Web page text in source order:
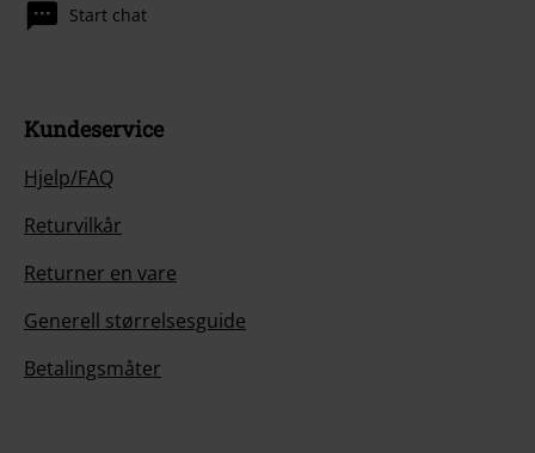
Start chat
Kundeservice
Hjelp/FAQ
Returvilkår
Returner en vare
Generell størrelsesguide
Betalingsmåter